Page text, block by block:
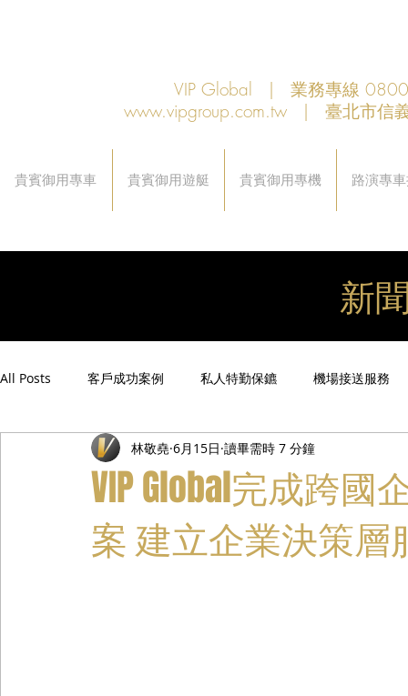
VIP Global | 業務專線
www.vipgroup.com.tw | 臺北市信
貴賓御用專車 貴賓御用遊艇 貴賓御用專機 路演專
新
All Posts 客戶成功案例 私人特勤保鑣 機場接送服務
禮遇通關服務 主管專業司機 活動禮賓接待
VIP Global完成跨
案 建立企業決策層
林敬堯 6月15日 讀畢需時 7 分鐘